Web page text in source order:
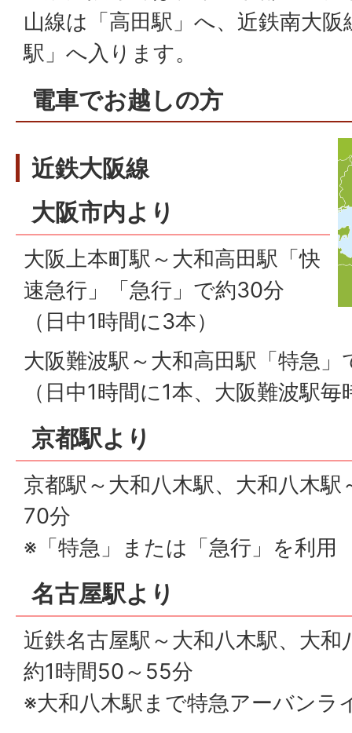
山線は「高田駅」へ、近鉄南大
駅」へ入ります。
電車でお越しの方
近鉄大阪線
大阪市内より
大阪上本町駅～大和高田駅「快
速急行」「急行」で約30分
（日中1時間に3本）
大阪難波駅～大和高田駅「特急」
（日中1時間に1本、大阪難波駅
京都駅より
京都駅～大和八木駅、大和八木
70分
※「特急」または「急行」を利用
名古屋駅より
近鉄名古屋駅～大和八木駅、大
約1時間50～55分
※大和八木駅まで特急アーバンラ